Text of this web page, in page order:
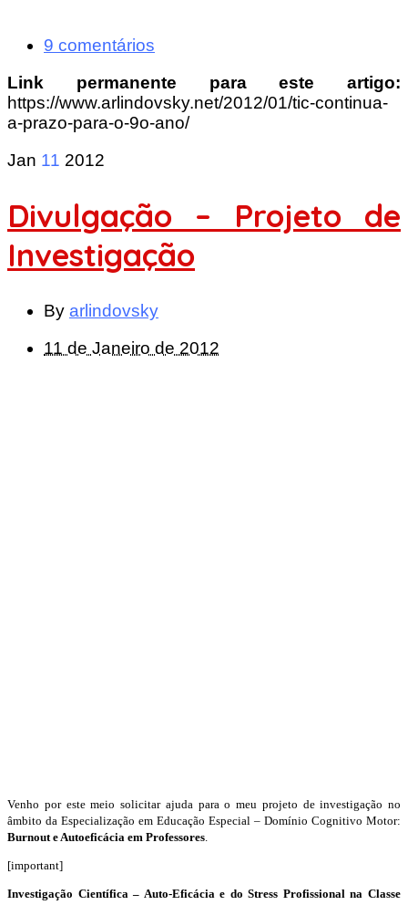
9 comentários
Link permanente para este artigo:
https://www.arlindovsky.net/2012/01/tic-continua-
a-prazo-para-o-9o-ano/
Jan 11 2012
Divulgação – Projeto de
Investigação
By arlindovsky
11 de Janeiro de 2012
Venho por este meio solicitar ajuda para o meu projeto de investigação no
âmbito da Especialização em Educação Especial – Domínio Cognitivo Motor:
Burnout e Autoeficácia em Professores
[important]
Investigação Científica – Auto-Eficácia e do Stress Profissional na Classe